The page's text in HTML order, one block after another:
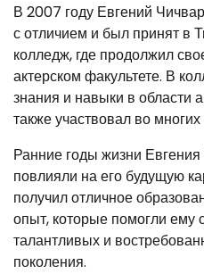
В 2007 году Евгений
с отличием и был принят в
колледж, где продолжил
актерском факультете. В
знания и навыки в области
также участвовал во
Ранние годы жизни
повлияли на его будущую
получил отличное
опыт, которые помогли ему
талантливых и
поколения.